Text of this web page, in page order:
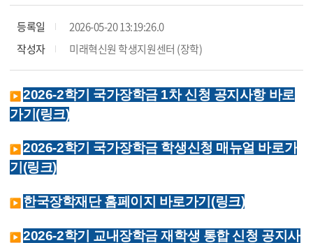
등록일
2026-05-20 13:19:26.0
작성자
미래혁신원 학생지원센터 (장학)
2026-2학기 국가장학금 1차 신청 공지사항 바로
가기(링크)
2026-2학기 국가장학금 학생신청 매뉴얼 바로가
기(링크)
한국장학재단 홈페이지 바로가기(링크)
2026-2학기 교내장학금 재학생 통합 신청 공지사